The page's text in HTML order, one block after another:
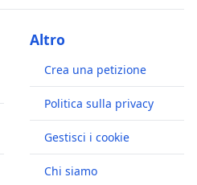
Altro
Crea una petizione
Politica sulla privacy
Gestisci i cookie
Chi siamo